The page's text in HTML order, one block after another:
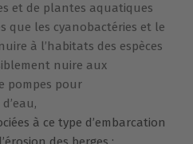
et de plantes aquatiques
que les cyanobactéries et le
à l’habitats des espèces
nuire aux
pompes pour
à ce type d’embarcation